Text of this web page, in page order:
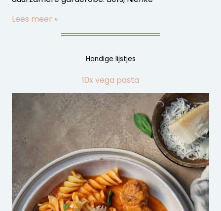
Lees meer »
Handige lijstjes
10x vega pasta